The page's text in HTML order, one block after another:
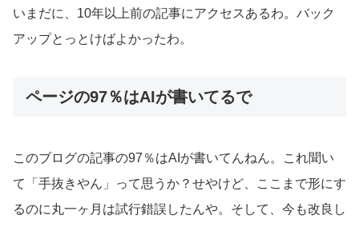
いまだに、10年以上前の記事にアクセスあるわ。バック
アップとっとけばよかったわ。
ページの97％はAIが書いてるで
このブログの記事の97％はAIが書いてんねん。これ聞い
て「手抜きやん」って思うか？せやけど、ここまで形にす
るのに丸一ヶ月は試行錯誤したんや。そして、今も改良し